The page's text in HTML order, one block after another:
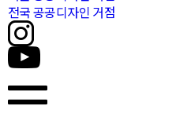
전국 공공디자인 거점